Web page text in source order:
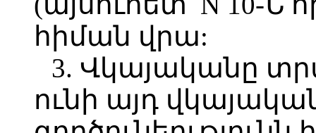
հիման վրա:
3. Վկայականը
ունի այդ